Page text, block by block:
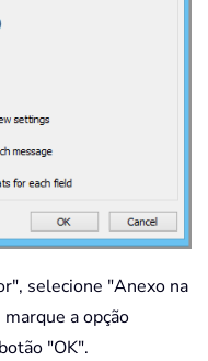
selecione "Anexo na
a opção
"OK".